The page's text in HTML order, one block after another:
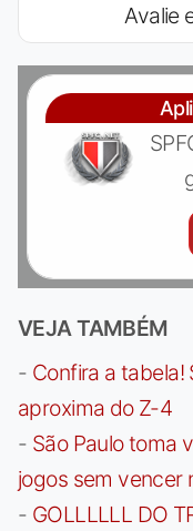
Avalie
VEJA TAMBÉM
- Confira a tabela!
aproxima do Z-4
- São Paulo toma
jogos sem vencer
- GOLLLLLL DO